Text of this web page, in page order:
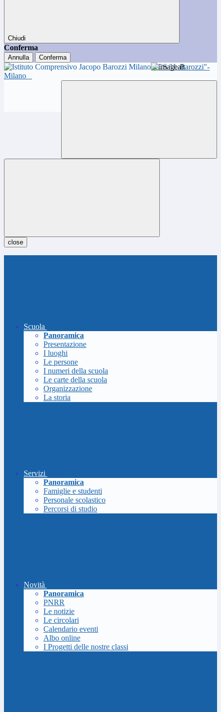
Chiudi
Conferma
Annulla Conferma
ICS "J. Barozzi"-
Milano
close
Scuola
Panoramica
Presentazione
I luoghi
Le persone
I numeri della scuola
Le carte della scuola
Organizzazione
La storia
Servizi
Panoramica
Famiglie e studenti
Personale scolastico
Percorsi di studio
Novità
Panoramica
PNRR
Le notizie
Le circolari
Calendario eventi
Albo online
I Progetti delle nostre classi